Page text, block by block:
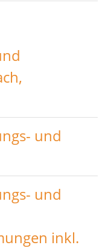
und
und
inkl.